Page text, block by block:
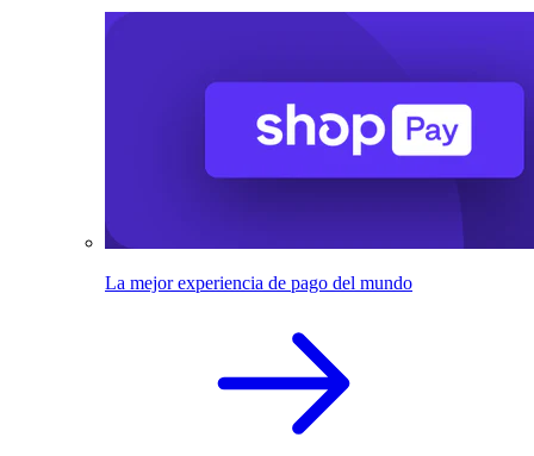
La mejor experiencia de pago del mundo